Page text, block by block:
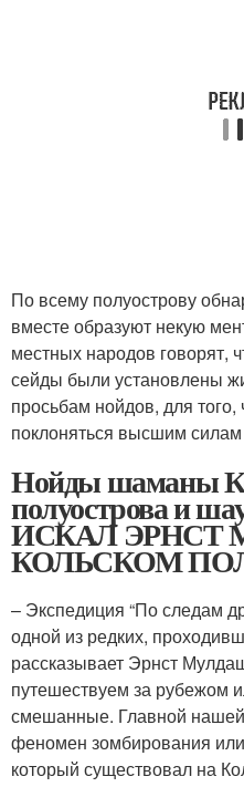
По всему полуострову
вместе образуют некую
местных народов говорят,
сейды были установлены
просьбам нойдов, для
поклоняться высшим
Нойды шаманы
полуострова и
ИСКАЛ ЭРНСТ
КОЛЬСКОМ
– Экспедиция “По следам
одной из редких,
рассказывает Эрнст
путешествуем за рубежом
смешанные. Главной
феномен зомбирования
который существовал на